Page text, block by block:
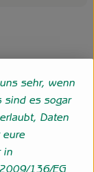
sehr, wenn
sind es sogar
Daten
eure
in